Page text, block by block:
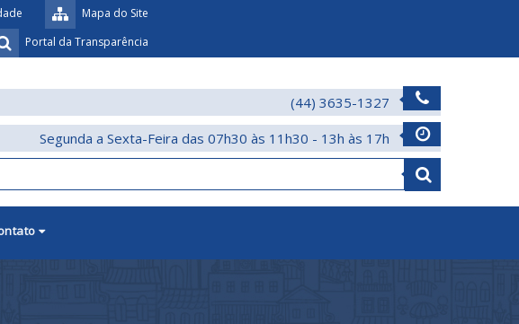
Mapa do Site
Portal da Transparência
(44) 3635-1327
Segunda a Sexta-Feira das 07h30 às 11h30 - 13h às 17h